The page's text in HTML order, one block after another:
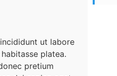
ut labore
platea.
pretium